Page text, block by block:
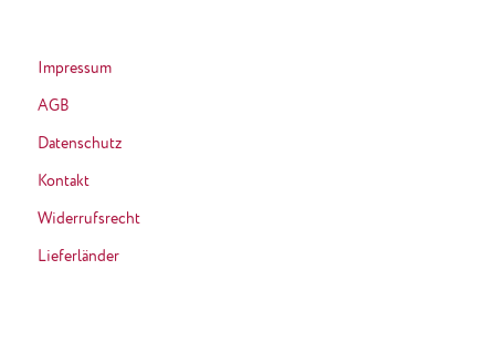
Impressum
AGB
Datenschutz
Kontakt
Widerrufsrecht
Lieferländer